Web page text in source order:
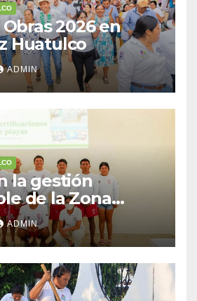
2026 en
Huatulco
ADMIN
la gestión
de la Zona
Terrestre
ADMIN